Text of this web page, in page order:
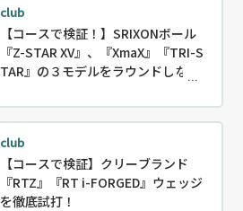
club
【コースで検証！】SRIXONボール
『Z-STAR XV』、『XmaX』『TRI-S
TAR』の３モデルをラウンドしなが
club
【コースで検証】クリーブランド
『RTZ』『RT i-FORGED』ウェッジ
を徹底試打！